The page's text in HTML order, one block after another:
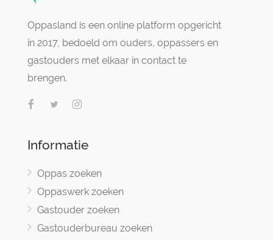
Oppasland is een online platform opgericht
in 2017, bedoeld om ouders, oppassers en
gastouders met elkaar in contact te
brengen.
Informatie
Oppas zoeken
Oppaswerk zoeken
Gastouder zoeken
Gastouderbureau zoeken